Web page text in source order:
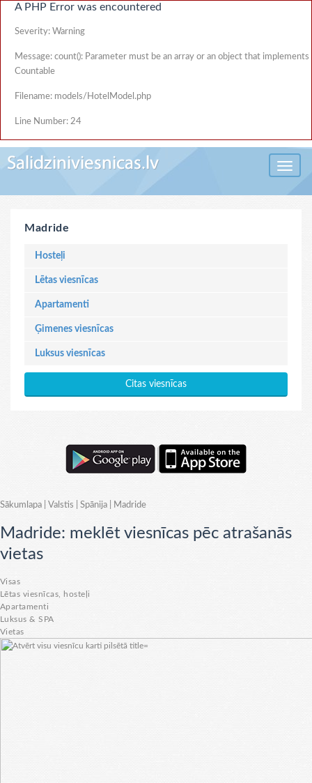
A PHP Error was encountered
Severity: Warning
Message: count(): Parameter must be an array or an object that implements
Countable
Filename: models/HotelModel.php
Line Number: 24
Toggle
Madride
Hosteļi
Lētas viesnīcas
Apartamenti
Ģimenes viesnīcas
Luksus viesnīcas
Citas viesnīcas
Sākumlapa Valstis Spānija Madride
Madride: meklēt viesnīcas pēc atrašanās
vietas
Visas
Lētas viesnīcas, hosteļi
Apartamenti
Luksus & SPA
Vietas